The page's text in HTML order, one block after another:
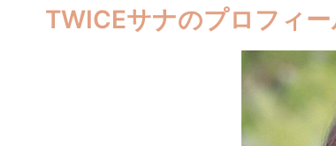
TWICEサナのプロフィー